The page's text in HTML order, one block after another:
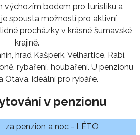
výchozím bodem pro turistiku a
spousta možností pro aktivní
procházky v krásné šumavské
krajině.
hrad Kašperk, Velhartice, Rabí,
rybaření, houbaření. U penzionu
Otava, ideální pro rybáře.
v penzionu
za penzion a noc - LÉTO